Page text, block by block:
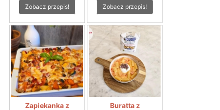
Zobacz przepis! Zobacz przepis!
Zapiekanka z
Buratta z